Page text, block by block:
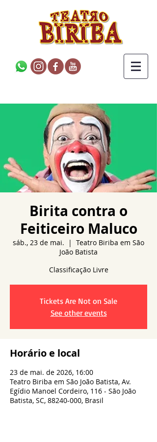
Birita contra o
Feiticeiro Maluco
sáb., 23 de mai.
  |
Teatro Biriba em São
João Batista
Classificação Livre
Tickets Are Not on Sale
See other events
Horário e local
23 de mai. de 2026, 16:00
Teatro Biriba em São João Batista, Av.
Egídio Manoel Cordeiro, 116 - São João
Batista, SC, 88240-000, Brasil